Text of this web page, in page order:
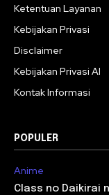
Ketentuan Layanan
Kebijakan Privasi
Disclaimer
Kebijakan Privasi AI
Kontak Informasi
POPULER
Anime
Class no Daikirai